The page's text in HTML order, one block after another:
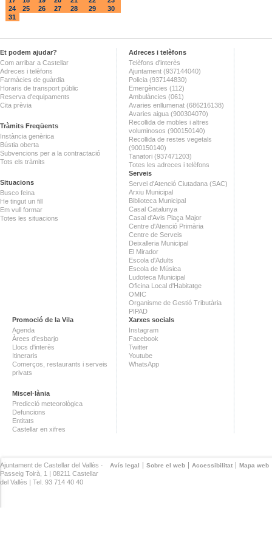
24
25 26 27 28 29
30
31
Et podem ajudar?
Com arribar a Castellar
Adreces i telèfons
Farmàcies de guàrdia
Horaris de transport públic
Reserva d'equipaments
Cita prèvia
Tràmits Freqüents
Instància genèrica
Bústia oberta
Subvencions per a la contractació
Tots els tràmits
Situacions
Busco feina
He tingut un fill
Em vull formar
Totes les situacions
Adreces i telèfons
Telèfons d'interès
Ajuntament (937144040)
Policia (937144830)
Emergències (112)
Ambulàncies (061)
Avaries enllumenat (686216138)
Avaries aigua (900304070)
Recollida de mobles i altres
voluminosos (900150140)
Recollida de restes vegetals
(900150140)
Tanatori (937471203)
Totes les adreces i telèfons
Serveis
Servei d'Atenció Ciutadana (SAC)
Arxiu Municipal
Biblioteca Municipal
Casal Catalunya
Casal d'Avis Plaça Major
Centre d'Atenció Primària
Centre de Serveis
Deixalleria Municipal
El Mirador
Escola d'Adults
Escola de Música
Ludoteca Municipal
Oficina Local d'Habitatge
OMIC
Organisme de Gestió Tributària
PIPAD
Promoció de la Vila
Agenda
Àrees d'esbarjo
Llocs d'interès
Itineraris
Comerços, restaurants i serveis
privats
Miscel·lània
Predicció meteorològica
Defuncions
Entitats
Castellar en xifres
Xarxes socials
Instagram
Facebook
Twitter
Youtube
WhatsApp
Avís legal Sobre el web Accessibilitat Mapa web
Ajuntament de Castellar del Vallès ·
Passeig Tolrà, 1 | 08211 Castellar
del Vallès | Tel. 93 714 40 40